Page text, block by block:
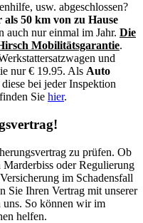
usw. abgeschlossen?
als 50 km von zu Hause
auch nur einmal im Jahr. Die
Mobilitätsgarantie.
und
nur € 19.95. Als Auto
bei jeder Inspektion
Sie hier.
zu prüfen. Ob
oder Regulierung
im Schadensfall
Sie Ihren Vertrag mit unserer
uns. So können wir im
helfen.